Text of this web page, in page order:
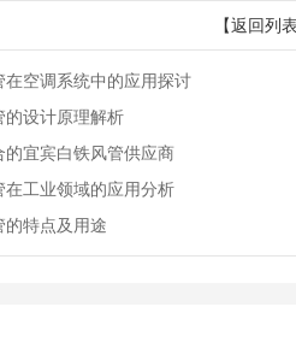
【返回列
在空调系统中的应用探讨
的设计原理解析
的宜宾白铁风管供应商
在工业领域的应用分析
的特点及用途